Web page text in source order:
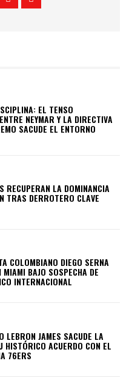
EL TENSO
NEYMAR Y LA DIRECTIVA
SACUDE EL ENTORNO
RECUPERAN LA DOMINANCIA
TRAS DERROTERO CLAVE
COLOMBIANO DIEGO SERNA
MIAMI BAJO SOSPECHA DE
INTERNACIONAL
LEBRON JAMES SACUDE LA
HISTÓRICO ACUERDO CON EL
76ERS